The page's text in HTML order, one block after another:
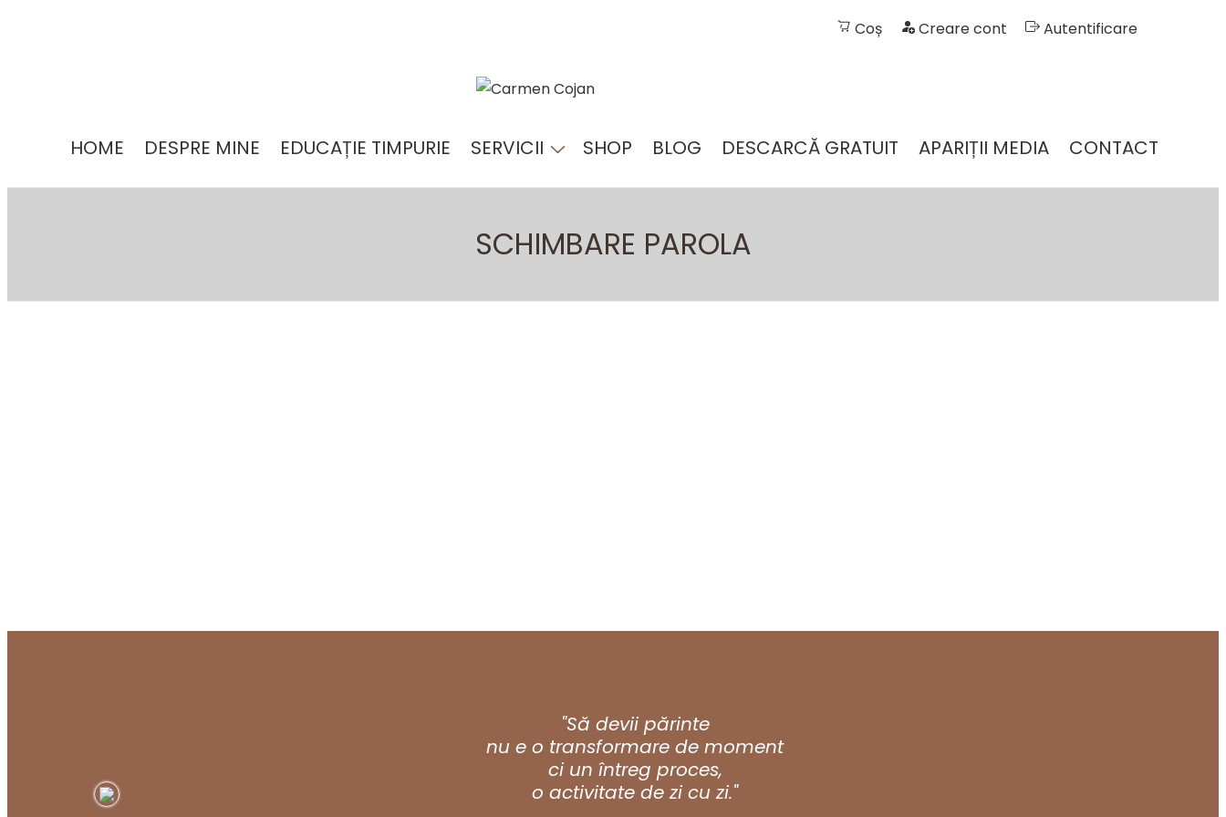
Coș Creare cont Autentificare
NAVIGARE
HOME DESPRE MINE EDUCAȚIE TIMPURIE SERVICII SHOP BLOG DESCARCĂ GRATUIT APARIȚII MEDIA CONTACT
Content
SCHIMBARE PAROLA
"Să devii părinte
nu e o transformare de moment
ci un întreg proces,
o activitate de zi cu zi."